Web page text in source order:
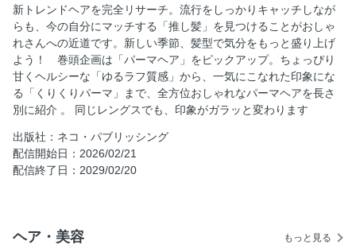
N. REFLET COLOR × HAIR TREND 推し色発見！ ときめき
ヘアカラー☆
気分やシーンに合わせて簡単にできる!前髪スタイリングで
プチイメチェン in 横浜ビューティーアート専門学校
新シーズンの主役は私！デザインカラーで差をつけよう♡
ビズリズム presents "似合う"を発見! トレンドスタイル見
COLUMN 簡単ワザあり！ スタイリングポイント
BEFORE→AFTER 1_ツヤっと質感チェンジ
ジ
新トレンドヘアを完全リサーチ。流行をしっかりキャッチしなが
らも、今の自分にマッチする「推し髪」を見つけることがおしゃ
れさんへの近道です。新しい季節、髪型で気分をもっと盛り上げ
よう！ 巻頭企画は「パーマヘア」をピックアップ。ちょっぴり
甘くヘルシーな「ゆるラフ質感」から、一気にこなれた印象にな
る「くりくりパーマ」まで、全方位おしゃれなパーマヘアを長さ
別に紹介 。 同じレングスでも、印象がガラッと変わります
出版社：ネコ・パブリッシング
配信開始日：2026/02/21
配信終了日：2029/02/20
ヘア・美容 もっと見る